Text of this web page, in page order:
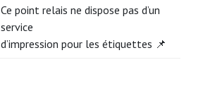
Ce point relais ne dispose pas d’un
service
d’impression pour les étiquettes 📌